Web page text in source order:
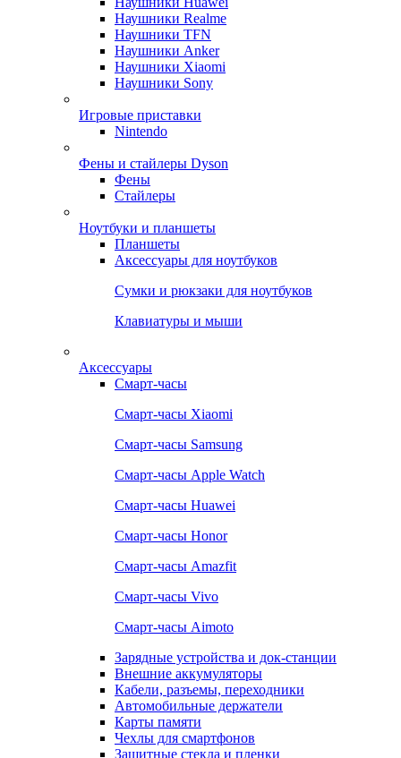
Наушники Realme
Наушники TFN
Наушники Anker
Наушники Xiaomi
Наушники Sony
Игровые приставки
Nintendo
Фены и стайлеры Dyson
Фены
Стайлеры
Ноутбуки и планшеты
Планшеты
Аксессуары для ноутбуков
Сумки и рюкзаки для ноутбуков
Клавиатуры и мыши
Аксессуары
Смарт-часы
Смарт-часы Xiaomi
Смарт-часы Samsung
Смарт-часы Apple Watch
Смарт-часы Huawei
Смарт-часы Honor
Смарт-часы Amazfit
Смарт-часы Vivo
Смарт-часы Aimoto
Зарядные устройства и док-станции
Внешние аккумуляторы
Кабели, разъемы, переходники
Автомобильные держатели
Карты памяти
Чехлы для смартфонов
Защитные стекла и пленки